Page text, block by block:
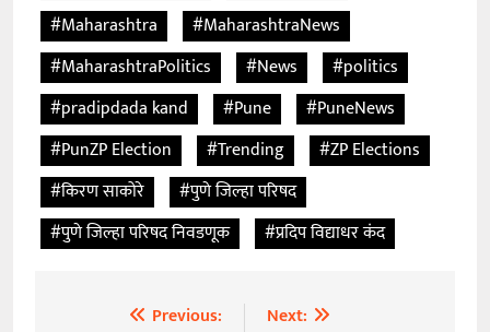
#Maharashtra
#MaharashtraNews
#MaharashtraPolitics
#News
#politics
#pradipdada kand
#Pune
#PuneNews
#PunZP Election
#Trending
#ZP Elections
#किरण साकोरे
#पुणे जिल्हा परिषद
#पुणे जिल्हा परिषद निवडणूक
#प्रदिप विद्याधर कंद
Previous:
Next: